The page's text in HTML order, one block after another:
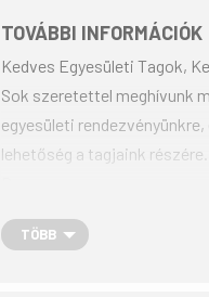
TOVÁBBI INFORMÁCIÓK
Kedves Egyesületi Tagok,
Sok szeretettel meghívunk
egyesületi
lehetőség a tagjaink
• 10.10 Kaposvári
TÖBB